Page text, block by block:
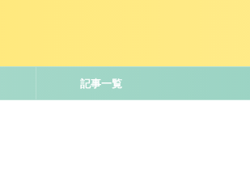
記事一覧